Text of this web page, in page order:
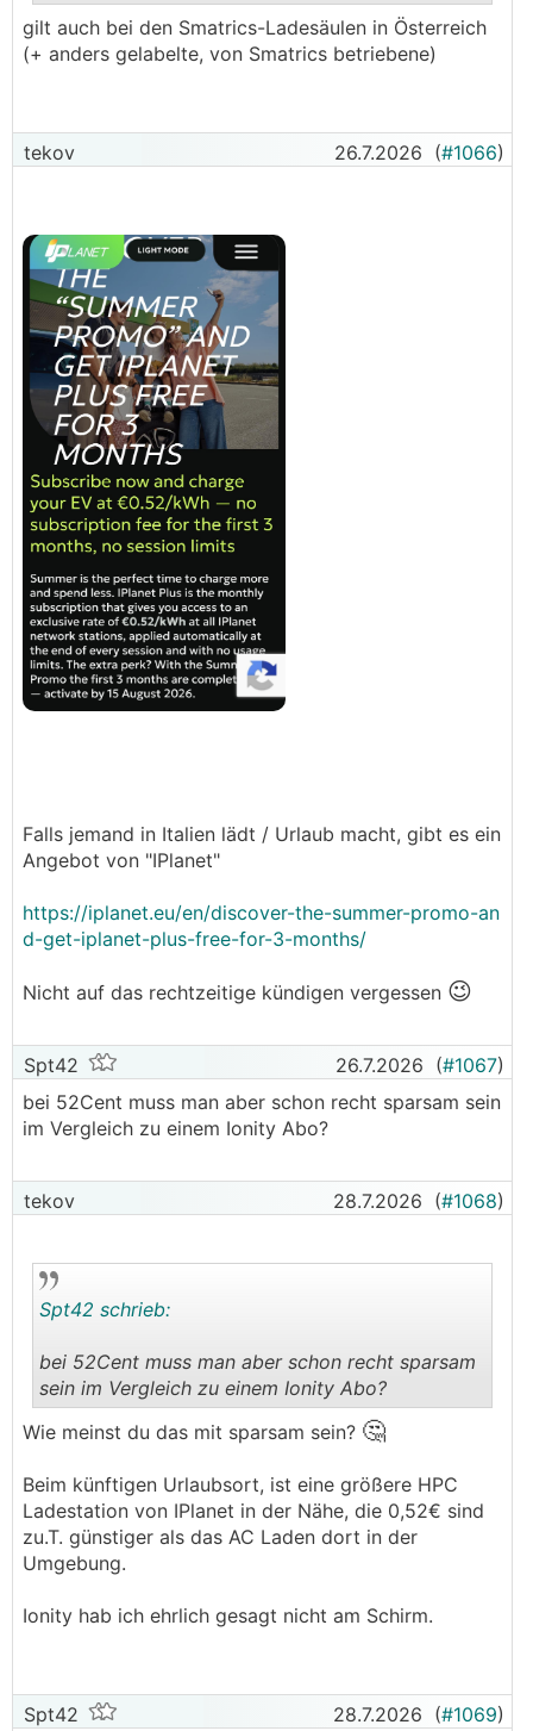
gilt auch bei den Smatrics-Ladesäulen in Österreich
(+ anders gelabelte, von Smatrics betriebene)
tekov 26.7.2026 (#1066)
Falls jemand in Italien lädt / Urlaub macht, gibt es ein
Angebot von "IPlanet"
https://iplanet.eu/en/discover-the-summer-promo-an
d-get-iplanet-plus-free-for-3-months/
Nicht auf das rechtzeitige kündigen vergessen 😉
Spt42 26.7.2026 (#1067)
bei 52Cent muss man aber schon recht sparsam sein
im Vergleich zu einem Ionity Abo?
tekov 28.7.2026 (#1068)
..
Spt42 schrieb:
bei 52Cent muss man aber schon recht sparsam
sein im Vergleich zu einem Ionity Abo?
Wie meinst du das mit sparsam sein? 🤔
Beim künftigen Urlaubsort, ist eine größere HPC
Ladestation von IPlanet in der Nähe, die 0,52€ sind
zu.T. günstiger als das AC Laden dort in der
Umgebung.
Ionity hab ich ehrlich gesagt nicht am Schirm.
Spt42 28.7.2026 (#1069)